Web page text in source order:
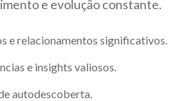
e evolução constante.
e relacionamentos significativos.
e insights valiosos.
autodescoberta.